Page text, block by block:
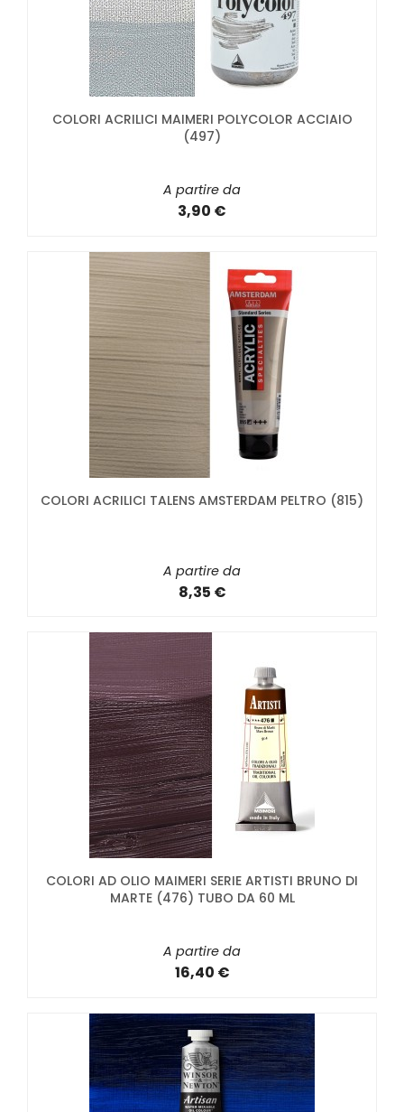
COLORI ACRILICI MAIMERI POLYCOLOR ACCIAIO
(497)
A partire da
3,90 €
COLORI ACRILICI TALENS AMSTERDAM PELTRO (815)
A partire da
8,35 €
COLORI AD OLIO MAIMERI SERIE ARTISTI BRUNO DI
MARTE (476) TUBO DA 60 ML
A partire da
16,40 €